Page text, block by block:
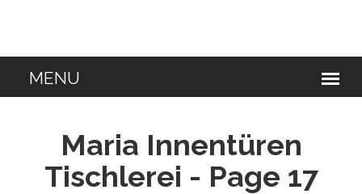
Maria Innentüren
Tischlerei - Page 17